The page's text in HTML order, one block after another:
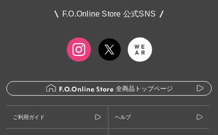
F.O.Online Store 公式SNS
全商品トップページ
ご利用ガイド ヘルプ